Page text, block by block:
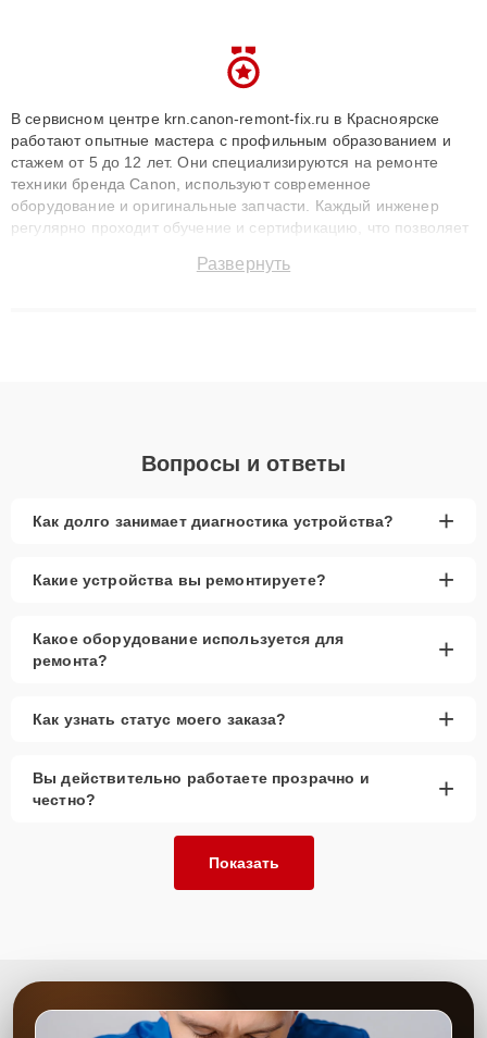
В сервисном центре krn.canon-remont-fix.ru в Красноярске
работают опытные мастера с профильным образованием и
стажем от 5 до 12 лет. Они специализируются на ремонте
техники бренда Canon, используют современное
оборудование и оригинальные запчасти. Каждый инженер
регулярно проходит обучение и сертификацию, что позволяет
технику с сохранением гарантии до 3 лет. Наши мастера
Развернуть
Вопросы и ответы
Как долго занимает диагностика устройства? +
Какие устройства вы ремонтируете? +
Какое оборудование используется для
ремонта?
+
Как узнать статус моего заказа? +
Вы действительно работаете прозрачно и
честно?
+
Показать